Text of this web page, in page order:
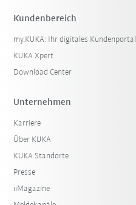
Kundenbereich
my.KUKA: Ihr digitales Kundenportal
KUKA Xpert
Download Center
Unternehmen
Karriere
Über KUKA
KUKA Standorte
Presse
iiMagazine